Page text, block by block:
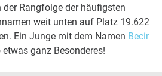
Rangfolge der häufigsten
weit unten auf Platz 19.622
Ein Junge mit dem Namen Becir
ganz Besonderes!